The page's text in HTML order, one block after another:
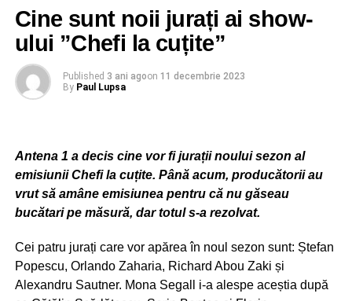
În urma cercetărilor s-a stabilit faptul că la data de
19.12.2023, pe fondul geloziei, persoana vătămată Bâgu
Anne Mary, a avut un conflict cu Duțoniu Mihai Denis, în
urma căruia acesta a lovit-o cu palmele peste față,
distrugând totodată mai multe bunuri din locuință.
incinta blocului în care locuiește și s-a refugiat în
dormitorul acesteia.
Autorul a urmărit-o, a pătruns în apartamentul vecinei,
identificată ca fiind numita Otelea Diana, a lovit cu
picioarele în ușa dormitorului până când a cedat,
Cine sunt noii jurați ai show-
ului ”Chefi la cuțite”
Published 3 ani agoon 11 decembrie 2023
By Paul Lupsa
Antena 1 a decis cine vor fi jurații noului sezon al
emisiunii Chefi la cuțite. Până acum, producătorii au
vrut să amâne emisiunea pentru că nu găseau
bucătari pe măsură, dar totul s-a rezolvat.
Cei patru jurați care vor apărea în noul sezon sunt: Ștefan
Popescu, Orlando Zaharia, Richard Abou Zaki și
Alexandru Sautner. Mona Segall i-a alespe aceștia după